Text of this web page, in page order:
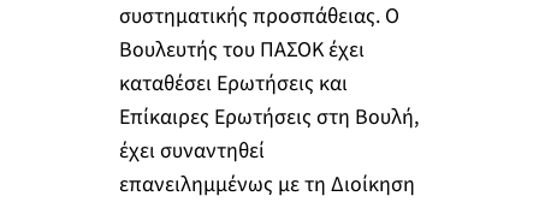
συστηματικής προσπάθειας. Ο
Βουλευτής του ΠΑΣΟΚ έχει
καταθέσει Ερωτήσεις και
Επίκαιρες Ερωτήσεις στη Βουλή,
έχει συναντηθεί
επανειλημμένως με τη Διοίκηση